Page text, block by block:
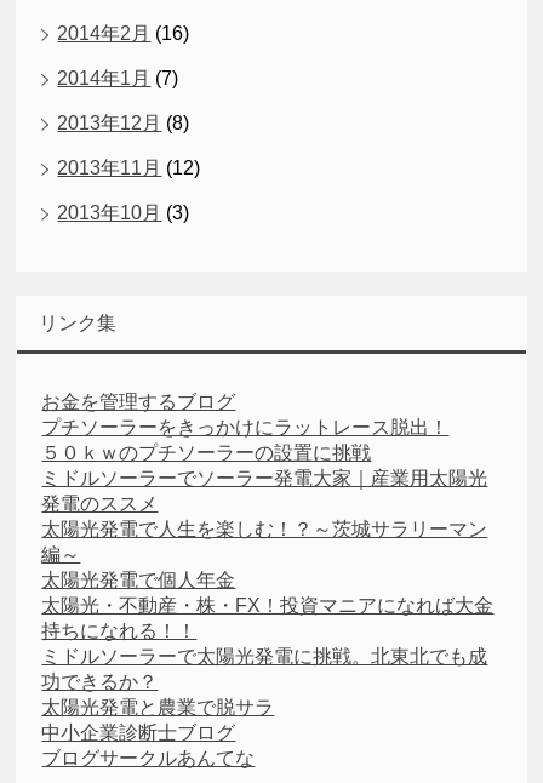
2014年2月 (16)
2014年1月 (7)
2013年12月 (8)
2013年11月 (12)
2013年10月 (3)
リンク集
お金を管理するブログ
プチソーラーをきっかけにラットレース脱出！
５０ｋｗのプチソーラーの設置に挑戦
ミドルソーラーでソーラー発電大家｜産業用太陽光
発電のススメ
太陽光発電で人生を楽しむ！？～茨城サラリーマン
編～
太陽光発電で個人年金
太陽光・不動産・株・FX！投資マニアになれば大金
持ちになれる！！
ミドルソーラーで太陽光発電に挑戦。北東北でも成
功できるか？
太陽光発電と農業で脱サラ
中小企業診断士ブログ
ブログサークルあんてな